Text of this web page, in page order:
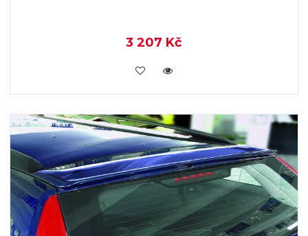
3 207 Kč
KOUPIT